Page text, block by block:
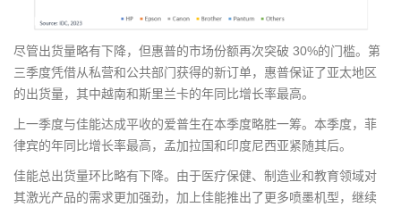
尽管出货量略有下降，但惠普的市场份额再次突破 30%的门槛。第
三季度凭借从私营和公共部门获得的新订单，惠普保证了亚太地区
的出货量，其中越南和斯里兰卡的年同比增长率最高。
上一季度与佳能达成平收的爱普生在本季度略胜一筹。本季度，菲
律宾的年同比增长率最高，孟加拉国和印度尼西亚紧随其后。
佳能总出货量环比略有下降。由于医疗保健、制造业和教育领域对
其激光产品的需求更加强劲，加上佳能推出了更多喷墨机型，继续